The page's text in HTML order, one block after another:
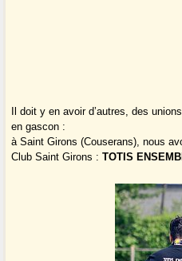
Il doit y en avoir d’autres, des
en gascon :
à Saint Girons (Couserans), nous
Club Saint Girons :TOTIS